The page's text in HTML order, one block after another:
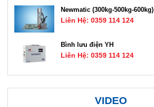
Newmatic (300kg-500kg-600kg)
Liên Hệ: 0359 114 124
Bình lưu điện YH
Liên Hệ: 0359 114 124
VIDEO